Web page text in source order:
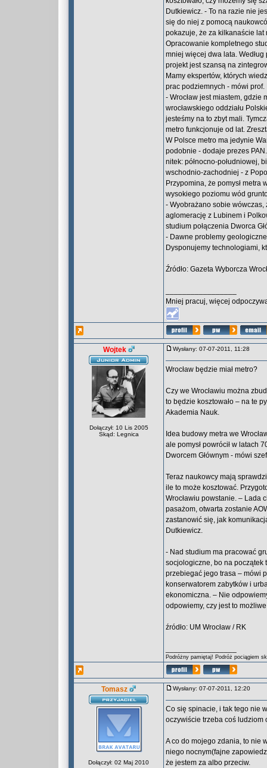
Dutkiewicz. - To na razie nie
się do niej z pomocą
pokazuje, że za kilkanaście
Opracowanie kompletnego
mniej więcej dwa lata.
projekt jest szansą na
Mamy ekspertów, których
prac podziemnych - mówi prof.
- Wrocław jest miastem,
wrocławskiego oddziału
jesteśmy na to zbyt mali.
metro funkcjonuje od lat.
W Polsce metro ma jedynie
podobnie - dodaje prezes
nitek: północno-południowej,
wschodnio-zachodniej - z
Przypomina, że pomysł metra
wysokiego poziomu wód
- Wyobrażano sobie wówczas,
aglomerację z Lubinem i
studium połączenia Dworca
- Dawne problemy
Dysponujemy technologiami,
Źródło: Gazeta Wyborcza
Mniej pracuj, więcej
Wojtek
Dołączył: 10 Lis 2005
Skąd: Legnica
Wysłany: 07-07-2011, 11:28
Wrocław będzie miał metro?
Czy we Wrocławiu można
to będzie kosztowało – na te
Akademia Nauk.
Idea budowy metra we
ale pomysł powrócił w latach
Dworcem Głównym - mówi
Teraz naukowcy mają
ile to może kosztować.
Wrocławiu powstanie. – Lada
pasażom, otwarta zostanie
zastanowić się, jak
Dutkiewicz.
- Nad studium ma pracować
socjologiczne, bo na początek
przebiegać jego trasa – mówi
konserwatorem zabytków i
ekonomiczna. – Nie
odpowiemy, czy jest to
źródło: UM Wrocław / RK
Podróżny pamiętaj! Podróż pociągiem
Tomasz
Dołączył: 02 Maj 2010
Wysłany: 07-07-2011, 12:20
Co się spinacie, i tak tego nie
oczywiście trzeba coś ludziom
A co do mojego zdania, to nie
niego nocnym(fajne
że jestem za albo przeciw.